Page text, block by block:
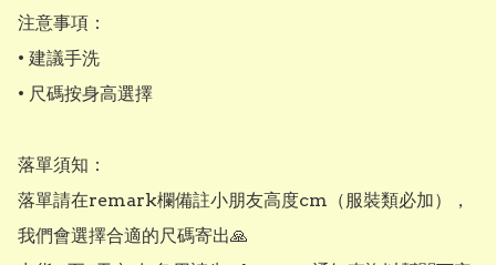
注意事項：
• 建議手洗
• 尺碼按身高選擇
落單須知：
落單請在remark欄備註小朋友高度cm（服裝類必加），
我們會選擇合適的尺碼寄出🙏